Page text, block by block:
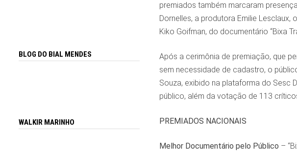
premiados também marcaram
Dornelles, a produtora Emilie
Kiko Goifman, do documentário “Bixa
Após a cerimônia de premiação, que
sem necessidade de cadastro, o
Souza, exibido na plataforma do Sesc
público, além da votação de 113
PREMIADOS NACIONAIS
Melhor Documentário pelo Público –
BLOG DO BIAL MENDES
WALKIR MARINHO